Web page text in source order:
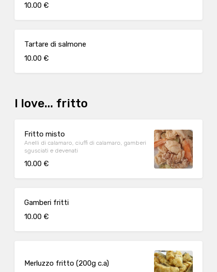
10.00 €
Tartare di salmone
10.00 €
I love... fritto
Fritto misto
Anelli di calamaro, ciuffi di calamaro, gamberi
sgusciati e devenati
10.00 €
Gamberi fritti
10.00 €
Merluzzo fritto (200g c.a)